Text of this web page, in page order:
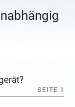
SEITE 1